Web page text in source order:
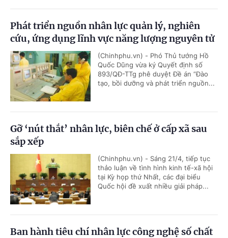
Phát triển nguồn nhân lực quản lý, nghiên
cứu, ứng dụng lĩnh vực năng lượng nguyên tử
(Chinhphu.vn) - Phó Thủ tướng Hồ
Quốc Dũng vừa ký Quyết định số
893/QĐ-TTg phê duyệt Đề án “Đào
tạo, bồi dưỡng và phát triển nguồn...
Gỡ ‘nút thắt’ nhân lực, biên chế ở cấp xã sau
sắp xếp
(Chinhphu.vn) - Sáng 21/4, tiếp tục
thảo luận về tình hình kinh tế-xã hội
tại Kỳ họp thứ Nhất, các đại biểu
Quốc hội đề xuất nhiều giải pháp...
Ban hành tiêu chí nhân lực công nghệ số chất